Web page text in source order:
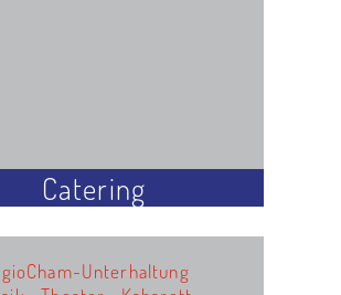
Catering
Unterhaltung